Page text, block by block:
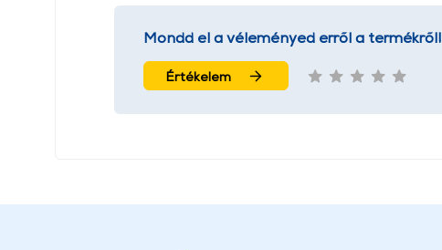
Mondd el a véleményed erről a termékről!
Értékelem